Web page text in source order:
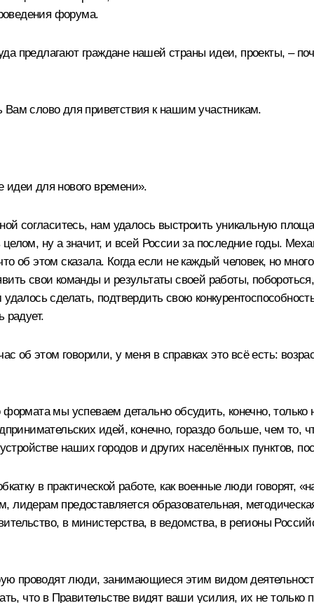
форума.
предлагают граждане нашей страны идеи, проекты, –
слово для приветствия к нашим участникам.
идеи для нового времени».
согласитесь, нам удалось выстроить уникальную
ну а значит, и всей России за последние годы.
об этом сказала. Когда если не каждый человек, но
свои команды и результаты своей работы,
сделать, подтвердить свою
радует.
об этом говорили, у меня в справках это всё есть:
мы успеваем детально обсудить, конечно, только
идей, конечно, гораздо больше, чем то,
наших городов и других населённых пунктов,
в практической работе, как военные люди говорят,
предоставляется образовательная,
в министерства, в ведомства, в регионы
проводят люди, занимающиеся этим видом
что в Правительстве видят ваши усилия, их не